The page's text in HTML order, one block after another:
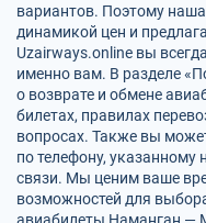
вариантов. Поэтому
динамикой цен и
Uzairways.online вы
именно вам. В разделе
о возврате и обмене
билетах, правилах
вопросах. Также вы
по телефону, указанному
связи. Мы ценим ваше
возможностей для